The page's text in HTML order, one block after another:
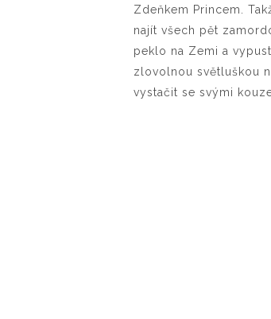
Zdeňkem Princem.
najít všech pět
peklo na Zemi a
zlovolnou světluškou
vystačit se svými